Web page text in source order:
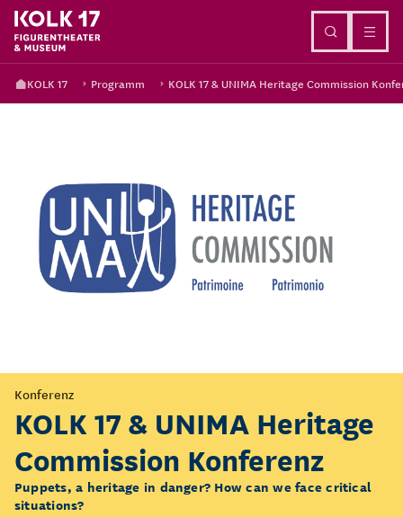
KOLK 17 Programm KOLK 17 & UNIMA Heritage Commission
Konferenz
KOLK 17 & UNIMA Heritage
Commission Konferenz
Puppets, a heritage in danger? How can we face critical
situations?